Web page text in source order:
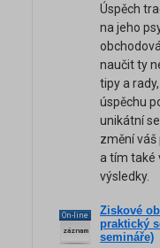
Úspěch
na jeho
naučit ty
tipy a
úspěchu
unikátní
změní
a tím také
výsledky.
On-line
záznam
Ziskové
praktický
semináře)